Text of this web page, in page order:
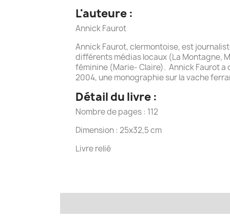
L'auteure :
Annick Faurot
Annick Faurot, clermontoise, est
différents médias locaux (La Montagne,
féminine (Marie- Claire). Annick Faurot a
2004, une monographie sur la vache
Détail du livre :
Nombre de pages : 112
Dimension : 25x32,5 cm
Livre relié